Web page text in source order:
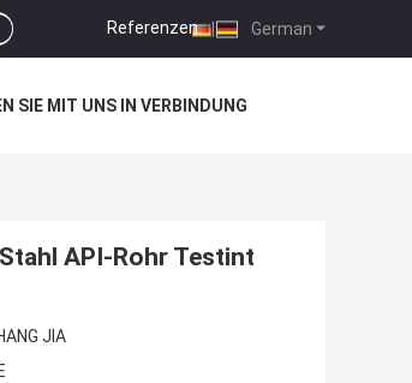
German
Referenzen |
SIE MIT UNS IN VERBINDUNG
API-Rohr Testint
JIA